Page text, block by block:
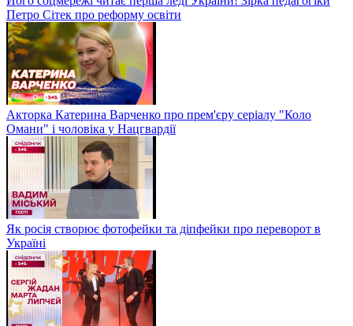
Петро Сітек про реформу освіти
Акторка Катерина Варченко про прем'єру серіалу "Коло
Омани" і чоловіка у Нацгвардії
Як росія створює фотофейки та діпфейки про переворот в
Україні